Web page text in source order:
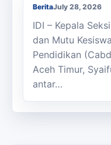
BeritaJuly 28, 2026
IDI – Kepala
dan Mutu
Pendidikan
Aceh Timur,
antar…